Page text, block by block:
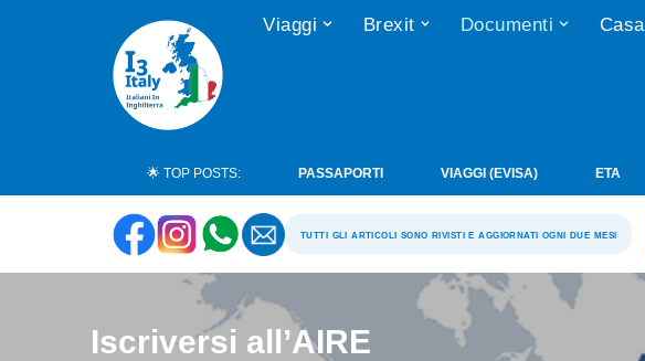
Viaggi Brexit Documenti Casa
🌟 TOP POSTS: PASSAPORTI VIAGGI (EVISA) ETA
tutti gli articoli sono rivisti e aggiornati ogni due mesi
Iscriversi all’AIRE